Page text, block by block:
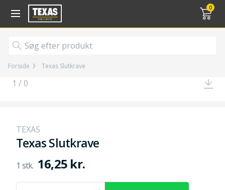
0
Gå til kurv (
Forside Texas Slutkrave
1 / 0
TEXAS
Texas Slutkrave
16,25 kr.